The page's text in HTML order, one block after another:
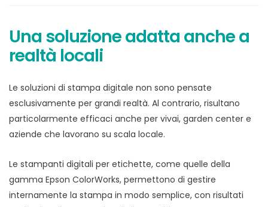
Una soluzione adatta anche a
realtà locali
Le soluzioni di stampa digitale non sono pensate
esclusivamente per grandi realtà. Al contrario, risultano
particolarmente efficaci anche per vivai, garden center e
aziende che lavorano su scala locale.
Le stampanti digitali per etichette, come quelle della
gamma Epson ColorWorks, permettono di gestire
internamente la stampa in modo semplice, con risultati